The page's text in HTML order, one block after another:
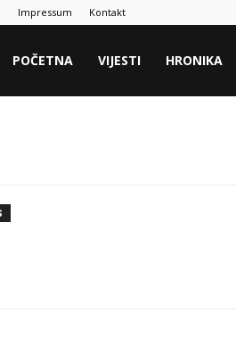
Impressum Kontakt
POČETNA VIJESTI HRONIKA